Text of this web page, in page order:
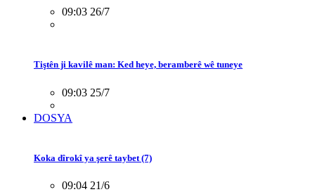
09:03 26/7
Tiştên ji kavilê man: Ked heye, beramberê wê tuneye
09:03 25/7
DOSYA
Koka dîrokî ya şerê taybet (7)
09:04 21/6